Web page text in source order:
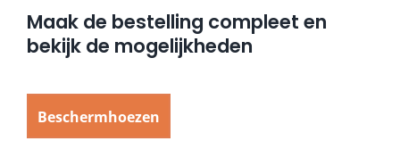
Maak de bestelling compleet en
bekijk de mogelijkheden
Beschermhoezen